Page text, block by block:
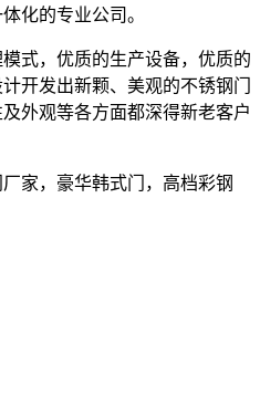
化的专业公司。
式，优质的生产设备，优质的
开发出新颗、美观的不锈钢门
外观等各方面都深得新老客户
家，豪华韩式门，高档彩钢